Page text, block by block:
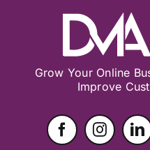
Grow Your Online
Improve